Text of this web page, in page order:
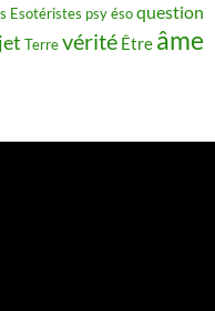
Esotéristes psy ésoquestion
Terrevérité Être âme